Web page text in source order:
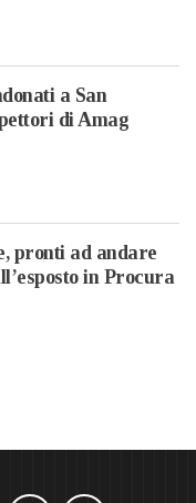
a San
di Amag
pronti ad andare
in Procura